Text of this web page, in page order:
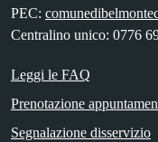
PEC:
Centralino unico: 0776
Leggi le FAQ
Prenotazione
Segnalazione disservizio